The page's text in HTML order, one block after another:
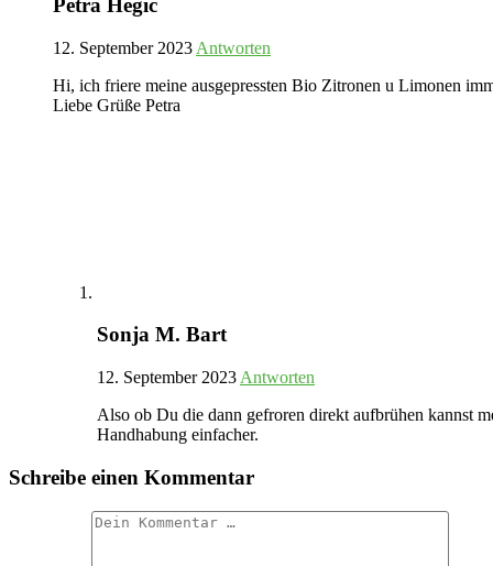
Petra Hegic
12. September 2023 Antworten
Hi, ich friere meine ausgepressten Bio Zitronen u Limonen
Liebe Grüße Petra
Sonja M. Bart
12. September 2023 Antworten
Also ob Du die dann gefroren direkt aufbrühen kannst
Handhabung einfacher.
Schreibe einen Kommentar